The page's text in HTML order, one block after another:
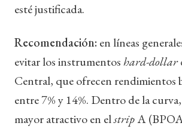
esté justificada.
Recomendación: en líneas
evitar los instrumentoshard-dollar
Central, que ofrecen rendimientos
entre 7% y 14%. Dentro de la
mayor atractivo en elstripA